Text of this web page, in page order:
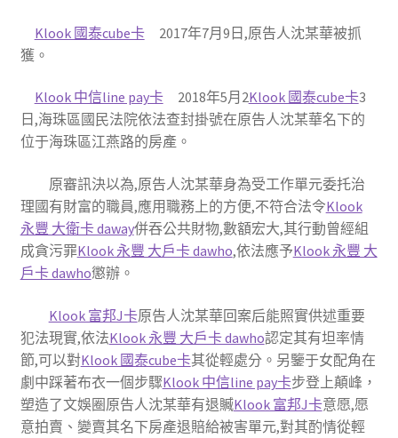
Klook 國泰cube卡2017年7月9日,原告人沈某華被抓
獲。
Klook 中信line pay卡2018年5月2Klook 國泰cube卡3
日,海珠區國民法院依法查封掛號在原告人沈某華名下的
位于海珠區江燕路的房產。
原審訊決以為,原告人沈某華身為受工作單元委托治
理國有財富的職員,應用職務上的方便,不符合法令Klook
永豐 大衛卡 daway併吞公共財物,數額宏大,其行動曾經組
成貪污罪Klook 永豐 大戶卡 dawho,依法應予Klook 永豐 大
戶卡 dawho懲辦。
Klook 富邦J卡原告人沈某華回案后能照實供述重要
犯法現實,依法Klook 永豐 大戶卡 dawho認定其有坦率情
節,可以對Klook 國泰cube卡其從輕處分。另鑒于女配角在
劇中踩著布衣一個步驟Klook 中信line pay卡步登上顛峰，
塑造了文娛圈原告人沈某華有退贓Klook 富邦J卡意愿,愿
意拍賣、變賣其名下房產退賠給被害單元,對其酌情從輕